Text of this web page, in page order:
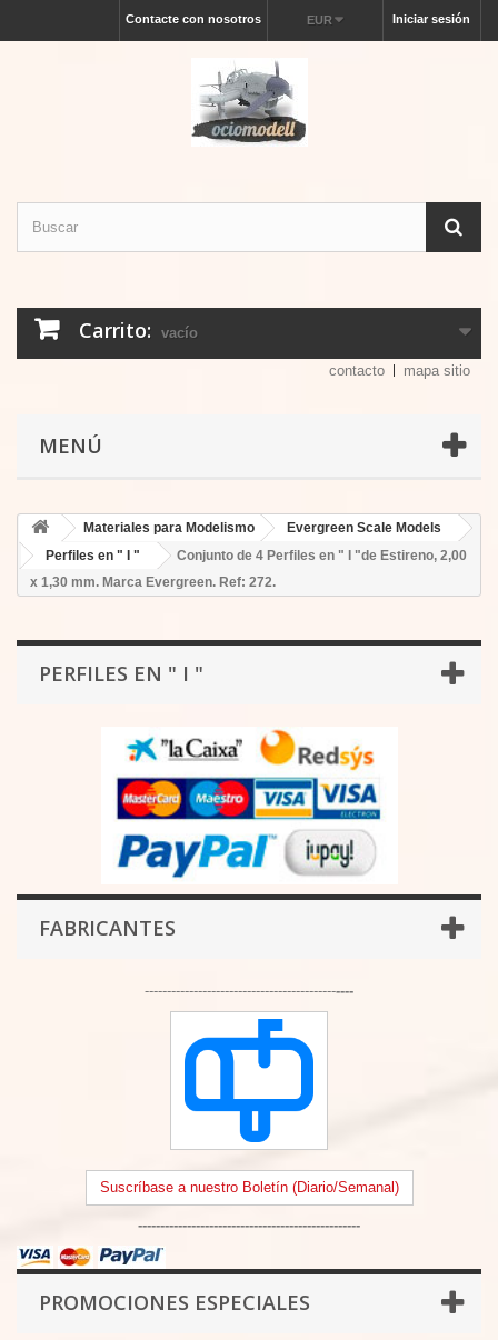
Iniciar sesión
EUR
Contacte con nosotros
Carrito: vacío
contacto mapa sitio
MENÚ
Materiales para Modelismo
Evergreen Scale Models
Perfiles en " I "
Conjunto de 4 Perfiles en " I "de Estireno, 2,00
x 1,30 mm. Marca Evergreen. Ref: 272.
PERFILES EN " I "
FABRICANTES
-----------------------------------------------
Suscríbase a nuestro Boletín (Diario/Semanal)
--------------------------------------------------
PROMOCIONES ESPECIALES